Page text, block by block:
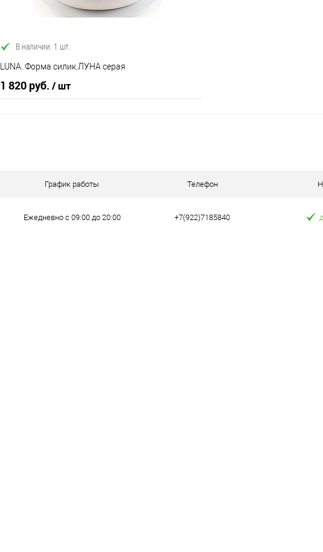
В наличии: 1 шт.
LUNA. Форма силик.ЛУНА серая
1 820 руб. / шт
График работы Телефон
Ежедневно с 09:00 до 20:00 +7(922)7185840